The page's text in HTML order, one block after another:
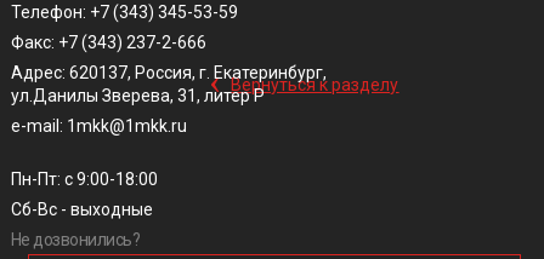
‹ Вернуться к разделу
Телефон: +7 (343) 345-53-59
Факс: +7 (343) 237-2-666
Адрес: 620137, Россия, г. Екатеринбург,
ул.Данилы Зверева, 31, литер Р
e-mail: 1mkk@1mkk.ru
Пн-Пт: с 9:00-18:00
Сб-Вс - выходные
Не дозвонились?